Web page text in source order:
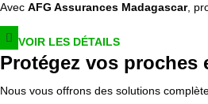
Avec AFG Assurances Madagascar,
VOIR LES DÉTAILS
Protégez vos proches
Nous vous offrons des solutions